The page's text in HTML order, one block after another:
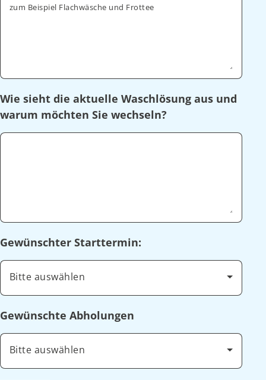
zum Beispiel Flachwäsche und Frottee
Wie sieht die aktuelle Waschlösung aus und
warum möchten Sie wechseln?
Gewünschter Starttermin:
Bitte auswählen
Gewünschte Abholungen
Bitte auswählen